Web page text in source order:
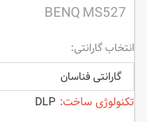
BENQ MS527
انتخاب گارانتی:
گارانتی فناسان
تکنولوژی ساخت: